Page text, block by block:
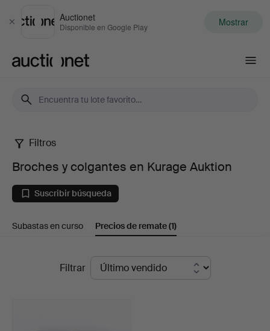
Cerrar
Auctionet
Disponible en Google Play Mostrar
Broches
colgantes
en
Kurage
Filtros
Broches y colgantes en Kurage Auktion
Suscribir búsqueda
Subastas en curso Precios de remate(1)
Filtrar